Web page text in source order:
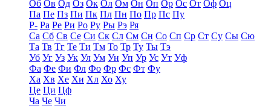
Об Ов Од Оз Ок Ол Ом Он Оп Ор Ос От Оф Оц
Па Пе Пз Пи Пк Пл Пн По Пр Пс Пу
Р- Ра Ре Ри Ро Ру Ры Рэ Ря
Са Сб Св Се Си Ск Сл См Сн Со Сп Ср Ст Су Сы Сю
Та Тв Тг Те Ти Тм То Тр Ту Ты Тэ
Уб Уг Уз Ук Ул Ум Ун Уп Ур Ус Ут Уф
Фа Фе Фи Фл Фо Фр Фс Фт Фу
Ха Хв Хе Хи Хл Хо Ху
Це Ци Цф
Ча Че Чи